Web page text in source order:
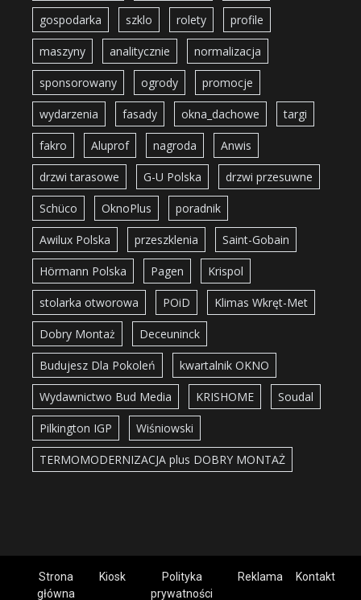
gospodarka szklo rolety profile
maszyny analitycznie normalizacja
sponsorowany ogrody promocje
wydarzenia fasady okna_dachowe targi
fakro Aluprof nagroda Anwis
drzwi tarasowe G-U Polska drzwi przesuwne
Schüco OknoPlus poradnik
Awilux Polska przeszklenia Saint-Gobain
Hörmann Polska Pagen Krispol
stolarka otworowa POiD Klimas Wkręt-Met
Dobry Montaż Deceuninck
Budujesz Dla Pokoleń kwartalnik OKNO
Wydawnictwo Bud Media KRISHOME Soudal
Pilkington IGP Wiśniowski
TERMOMODERNIZACJA plus DOBRY MONTAŻ
Strona
główna
Kiosk
Polityka
prywatności
Reklama Kontakt